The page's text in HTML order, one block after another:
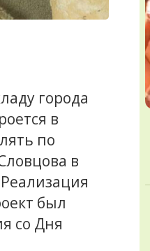
города
в
по
в
был
со Дня